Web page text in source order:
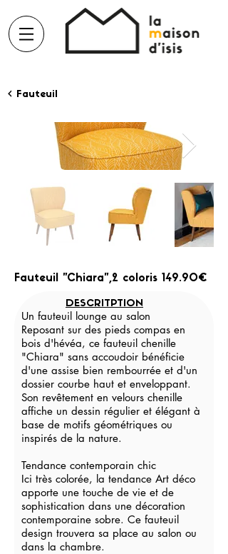
< Fauteuil
Fauteuil "Chiara",2 coloris 149.90€
DESCRITPTION
Un fauteuil lounge au salon
Reposant sur des pieds compas en
bois d'hévéa, ce fauteuil chenille
"Chiara" sans accoudoir bénéficie
d'une assise bien rembourrée et d'un
dossier courbe haut et enveloppant.
Son revêtement en velours chenille
affiche un dessin régulier et élégant à
base de motifs géométriques ou
inspirés de la nature.
Tendance contemporain chic
Ici très colorée, la tendance Art déco
apporte une touche de vie et de
sophistication dans une décoration
contemporaine sobre. Ce fauteuil
design trouvera sa place au salon ou
dans la chambre.